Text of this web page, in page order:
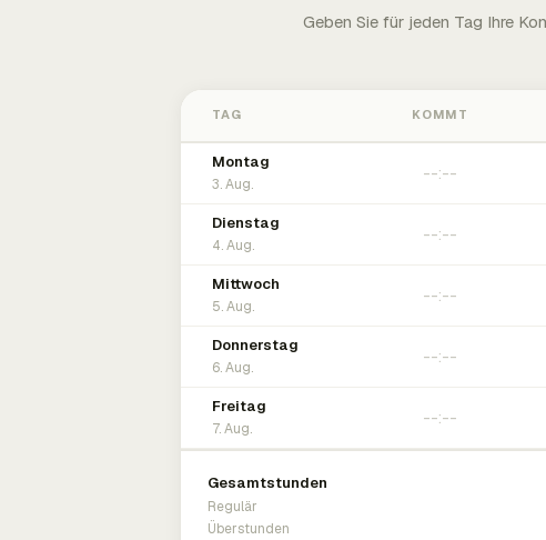
Geben Sie für jeden Tag Ihre
TAG KOMMT
Montag
3. Aug.
Dienstag
4. Aug.
Mittwoch
5. Aug.
Donnerstag
6. Aug.
Freitag
7. Aug.
Gesamtstunden
Regulär
Überstunden